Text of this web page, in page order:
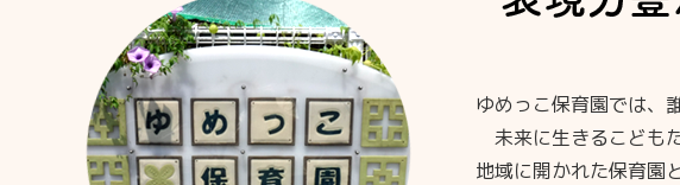
ゆめっこ保育園では、
未来に生きるこども
地域に開かれた保育園